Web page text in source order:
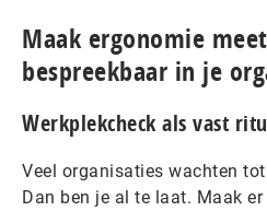
Maak ergonomie
bespreekbaar in je
Werkplekcheck als vast
Veel organisaties wachten
Dan ben je al te laat. Maak